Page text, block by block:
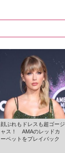
顔ぶれもドレスも超ゴージ
ャス！ AMAのレッドカ
ーペットをプレイバック